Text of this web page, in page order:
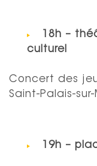
18h –
culturel
Concert des
Saint-Palais-sur-
19h –